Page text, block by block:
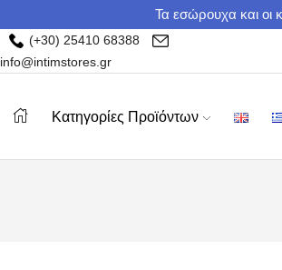
Τα εσώρουχα και οι
(+30) 25410 68388
info@intimstores.gr
Κατηγορίες Προϊόντων